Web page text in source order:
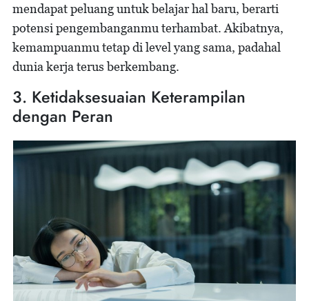
mendapat peluang untuk belajar hal baru, berarti
potensi pengembanganmu terhambat. Akibatnya,
kemampuanmu tetap di level yang sama, padahal
dunia kerja terus berkembang.
3. Ketidaksesuaian Keterampilan
dengan Peran